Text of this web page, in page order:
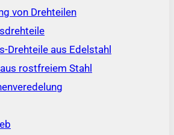
von Drehteilen
Drehteile aus Edelstahl
rostfreiem Stahl